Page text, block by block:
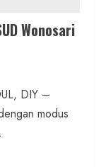
Wonosari
DIY –
modus